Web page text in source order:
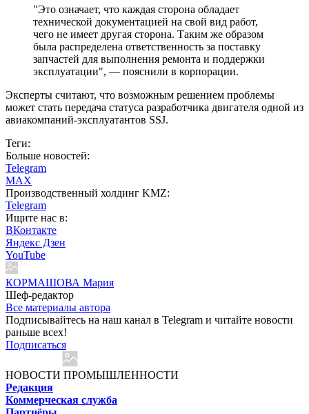
"Это означает, что каждая сторона обладает
технической документацией на свой вид работ,
чего не имеет другая сторона. Таким же образом
была распределена ответственность за поставку
запчастей для выполнения ремонта и поддержки
эксплуатации", — пояснили в корпорации.
Эксперты считают, что возможным решением проблемы
может стать передача статуса разработчика двигателя одной из
авиакомпаний-эксплуатантов SSJ.
Теги:
Больше новостей:
Telegram
MAX
Производственный холдинг KMZ:
Telegram
Ищите нас в:
ВКонтакте
Яндекс Дзен
YouTube
КОРМАШОВА Мария
Шеф-редактор
Все материалы автора
Подписывайтесь на наш канал в Telegram и читайте новости
раньше всех!
Подписаться
НОВОСТИ ПРОМЫШЛЕННОСТИ
Редакция
Коммерческая служба